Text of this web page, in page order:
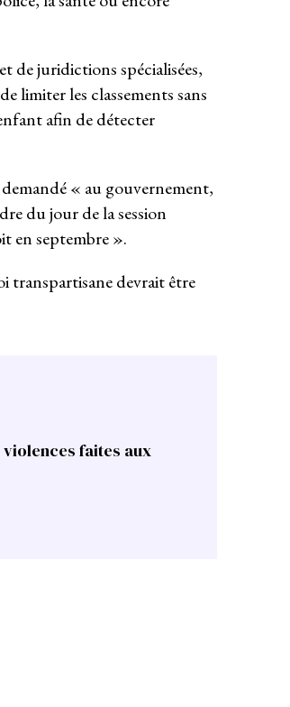
de juridictions spécialisées,
limiter les classements sans
afin de détecter
« au gouvernement,
du jour de la session
en septembre ».
transpartisane devrait être
faites aux